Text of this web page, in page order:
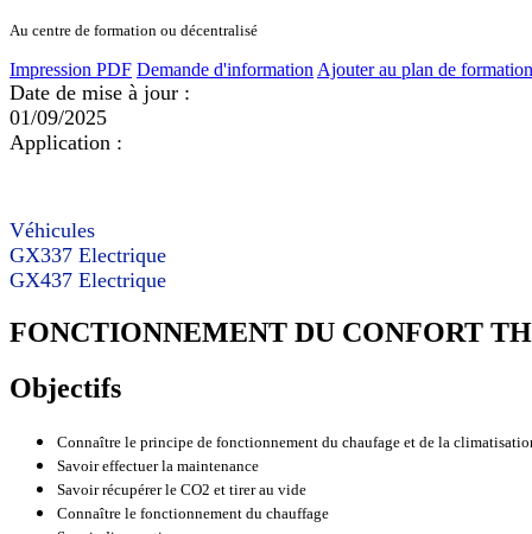
Au centre de formation ou décentralisé
Impression PDF Demande d'information Ajouter au plan de formation
Date de mise à jour :
01/09/2025
Application :
Véhicules
GX337 Electrique
GX437 Electrique
FONCTIONNEMENT DU CONFORT
Objectifs
Connaître le principe de fonctionnement du chaufage et de la
Savoir effectuer la maintenance
Savoir récupérer le CO2 et tirer au vide
Connaître le fonctionnement du chauffage